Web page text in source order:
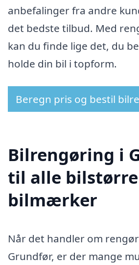
anbefalinger fra andre
det bedste tilbud. Med
kan du finde lige det, du
holde din bil i topform.
Beregn pris og bestil
Bilrengøring i
til alle
bilmærker
Når det handler om
Grundfør, er der mange